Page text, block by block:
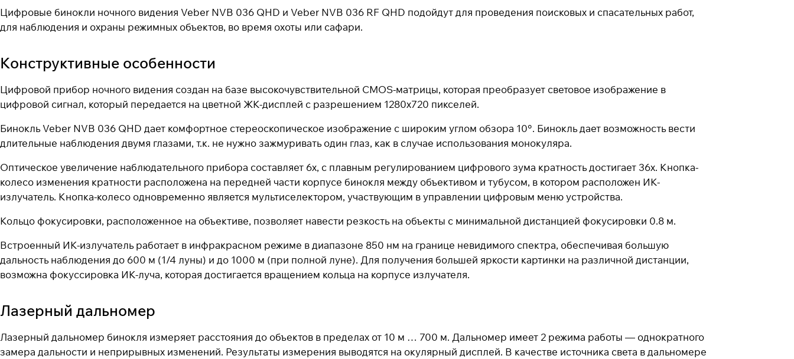
Цифровые бинокли ночного видения Veber NVB 036 QHD и Veber NVB 036 RF QHD подойдут для проведения поисковых и спасательных работ,
для наблюдения и охраны режимных объектов, во время охоты или сафари.
Конструктивные особенности
Цифровой прибор ночного видения создан на базе высокочувствительной CMOS-матрицы, которая преобразует световое изображение в
цифровой сигнал, который передается на цветной ЖК-дисплей с разрешением 1280х720 пикселей.
Бинокль Veber NVB 036 QHD дает комфортное стереоскопическое изображение с широким углом обзора 10°. Бинокль дает возможность вести
длительные наблюдения двумя глазами, т.к. не нужно зажмуривать один глаз, как в случае использования монокуляра.
Оптическое увеличение наблюдательного прибора составляет 6х, с плавным регулированием цифрового зума кратность достигает 36х. Кнопка-
колесо изменения кратности расположена на передней части корпусе бинокля между объективом и тубусом, в котором расположен ИК-
излучатель. Кнопка-колесо одновременно является мультиселектором, участвующим в управлении цифровым меню устройства.
Кольцо фокусировки, расположенное на объективе, позволяет навести резкость на объекты с минимальной дистанцией фокусировки 0.8 м.
Встроенный ИК-излучатель работает в инфракрасном режиме в диапазоне 850 нм на границе невидимого спектра, обеспечивая большую
дальность наблюдения до 600 м (1/4 луны) и до 1000 м (при полной луне). Для получения большей яркости картинки на различной дистанции,
возможна фокуссировка ИК-луча, которая достигается вращением кольца на корпусе излучателя.
Лазерный дальномер
Лазерный дальномер бинокля измеряет расстояния до объектов в пределах от 10 м … 700 м. Дальномер имеет 2 режима работы — однократного
замера дальности и неприрывных изменений. Результаты измерения выводятся на окулярный дисплей. В качестве источника света в дальномере